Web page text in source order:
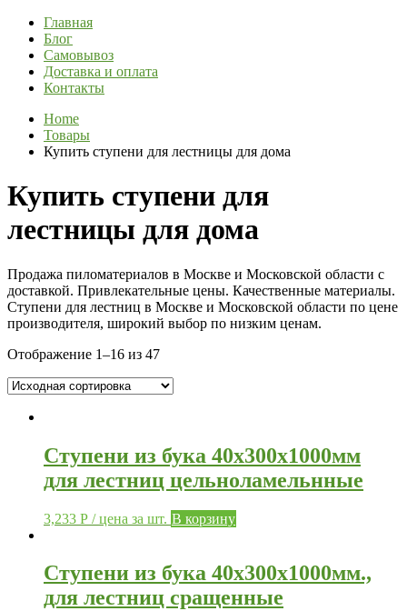
Главная
Блог
Самовывоз
Доставка и оплата
Контакты
Home
Товары
Купить ступени для лестницы для дома
Купить ступени для
лестницы для дома
Продажа пиломатериалов в Москве и Московской области с
доставкой. Привлекательные цены. Качественные материалы.
Ступени для лестниц в Москве и Московской области по цене
производителя, широкий выбор по низким ценам.
Отображение 1–16 из 47
Ступени из бука 40х300х1000мм
для лестниц цельноламельнные
3,233 Р / цена за шт. В корзину
Ступени из бука 40х300х1000мм.,
для лестниц сращенные